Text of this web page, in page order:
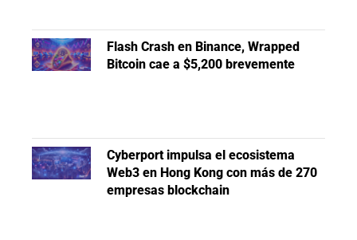
Flash Crash en Binance, Wrapped
Bitcoin cae a $5,200 brevemente
Cyberport impulsa el ecosistema
Web3 en Hong Kong con más de 270
empresas blockchain